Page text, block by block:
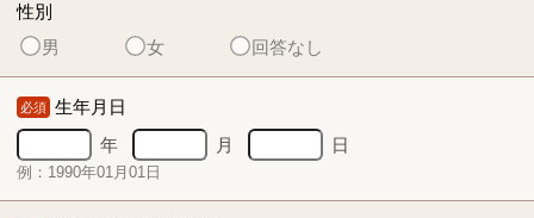
性別
男
女 回答なし
必須 生年月日
年
月 日
例：1990年01月01日